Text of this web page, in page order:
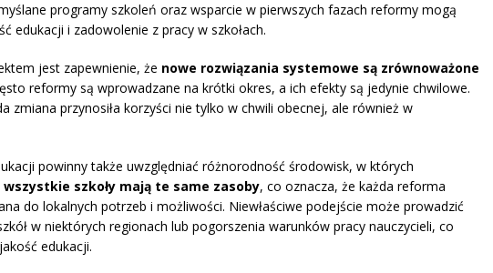
programy szkoleń oraz wsparcie w pierwszych fazach reformy mogą
edukacji i zadowolenie z pracy w szkołach.
jest zapewnienie, że nowe rozwiązania systemowe są zrównoważone
reformy są wprowadzane na krótki okres, a ich efekty są jedynie chwilowe.
zmiana przynosiła korzyści nie tylko w chwili obecnej, ale również w
powinny także uwzględniać różnorodność środowisk, w których
wszystkie szkoły mają te same zasoby, co oznacza, że każda reforma
do lokalnych potrzeb i możliwości. Niewłaściwe podejście może prowadzić
w niektórych regionach lub pogorszenia warunków pracy nauczycieli, co
edukacji.